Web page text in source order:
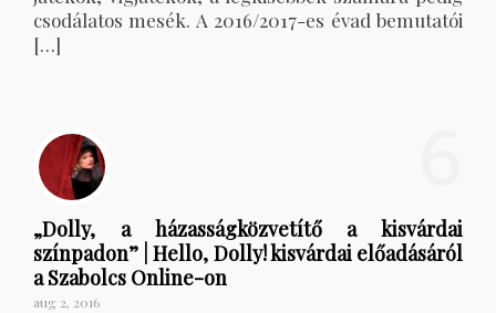
csodálatos mesék. A 2016/2017-es évad bemutatói
[…]
„Dolly, a házasságközvetítő a kisvárdai
színpadon” | Hello, Dolly! kisvárdai előadásáról
a Szabolcs Online-on
aug 2, 2016